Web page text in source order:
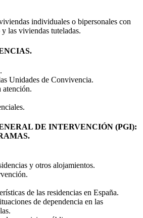
individuales o bipersonales con
las viviendas tuteladas.
Unidades de Convivencia.
atención.
DE INTERVENCIÓN (PGI):
y otros alojamientos.
de las residencias en España.
de dependencia en las